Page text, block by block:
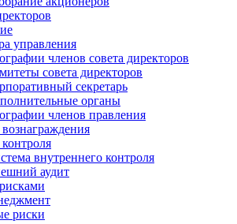
управления
членов совета директоров
совета директоров
секретарь
органы
членов правления
внутреннего контроля
аудит
риски